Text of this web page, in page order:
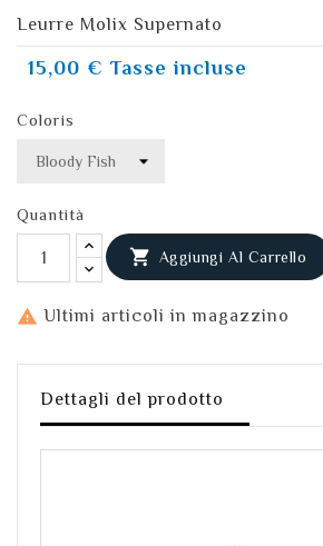
Leurre Molix Supernato
15,00 € Tasse incluse
Coloris
Quantità
 Aggiungi Al Carrello
 Ultimi articoli in magazzino
Dettagli del prodotto